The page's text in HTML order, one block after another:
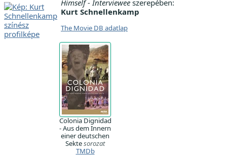
Himself - Interviewee szerepében:
Kurt Schnellenkamp
The Movie DB adatlap
Colonia Dignidad
- Aus dem Innern
einer deutschen
Sektesorozat
TMDb